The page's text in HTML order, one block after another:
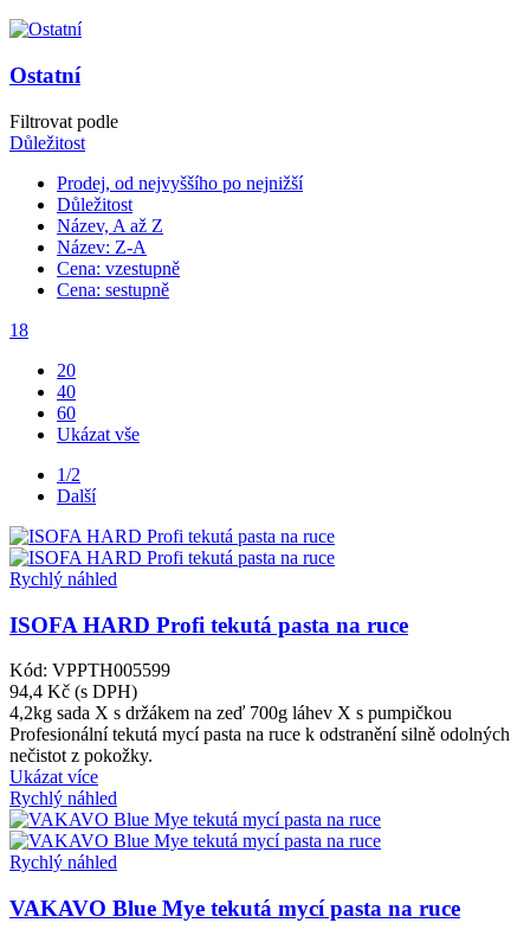
Ostatní
Filtrovat podle
Důležitost
Prodej, od nejvyššího po nejnižší
Důležitost
Název, A až Z
Název: Z-A
Cena: vzestupně
Cena: sestupně
18
20
40
60
Ukázat vše
1/2
Další
Rychlý náhled
ISOFA HARD Profi tekutá pasta na ruce
Kód: VPPTH005599
94,4 Kč (s DPH)
4,2kg sada X s držákem na zeď 700g láhev X s pumpičkou
Profesionální tekutá mycí pasta na ruce k odstranění silně odolných
nečistot z pokožky.
Ukázat více
Rychlý náhled
Rychlý náhled
VAKAVO Blue Mye tekutá mycí pasta na ruce